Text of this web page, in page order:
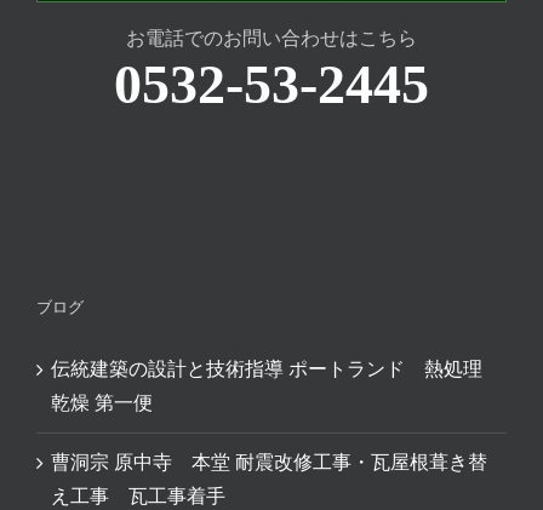
お電話でのお問い合わせはこちら
0532-53-2445
ブログ
伝統建築の設計と技術指導 ポートランド 熱処理
乾燥 第一便
曹洞宗 原中寺 本堂 耐震改修工事・瓦屋根葺き替
え工事 瓦工事着手